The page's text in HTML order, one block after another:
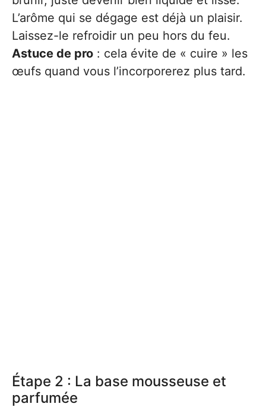
L’arôme qui se dégage est déjà un plaisir.
Laissez-le refroidir un peu hors du feu.
Astuce de pro : cela évite de « cuire » les
œufs quand vous l’incorporerez plus tard.
Étape 2 : La base mousseuse et
parfumée